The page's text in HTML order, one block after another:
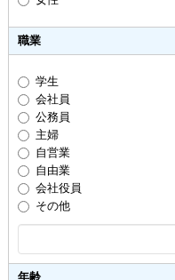
職業
学生
会社員
公務員
主婦
自営業
自由業
会社役員
その他
年齢